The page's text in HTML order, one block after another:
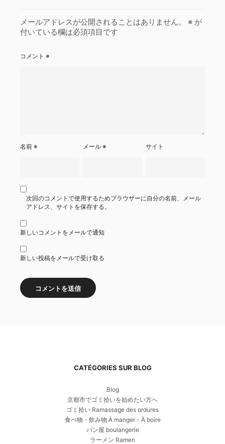
メールアドレスが公開されることはありません。 ※ が
付いている欄は必須項目です
コメント ※
名前 ※ メール※ サイト
次回のコメントで使用するためブラウザーに自分の名前、メール
アドレス、サイトを保存する。
新しいコメントをメールで通知
新しい投稿をメールで受け取る
CATÉGORIES SUR BLOG
Blog
京都市でゴミ拾いを始めたい方へ
ゴミ拾い Ramassage des ordures
食べ物・飲み物 À manger・À boire
パン屋 boulangerie
ラーメン Ramen